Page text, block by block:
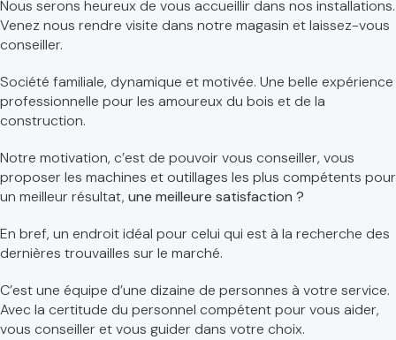
Nous serons heureux de vous accueillir dans nos installations.
Venez nous rendre visite dans notre magasin et laissez-vous
conseiller.
Société familiale, dynamique et motivée. Une belle expérience
professionnelle pour les amoureux du bois et de la
construction.
Notre motivation, c’est de pouvoir vous conseiller, vous
proposer les machines et outillages les plus compétents pour
un meilleur résultat, une meilleure satisfaction ?
En bref, un endroit idéal pour celui qui est à la recherche des
dernières trouvailles sur le marché.
C’est une équipe d’une dizaine de personnes à votre service.
Avec la certitude du personnel compétent pour vous aider,
vous conseiller et vous guider dans votre choix.